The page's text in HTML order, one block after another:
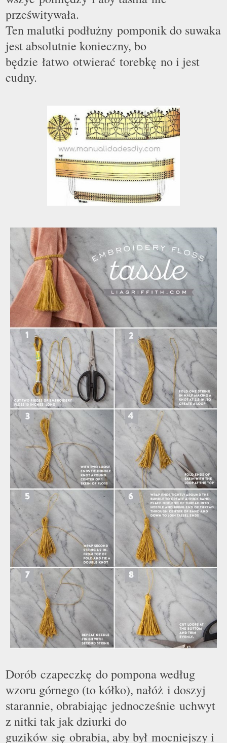
prześwitywała.
Ten malutki podłużny pomponik do suwaka
jest absolutnie konieczny, bo
będzie łatwo otwierać torebkę no i jest
cudny.
Dorób czapeczkę do pompona według
wzoru górnego (to kółko), nałóż i doszyj
starannie, obrabiając jednocześnie uchwyt
z nitki tak jak dziurki do
guzików się obrabia, aby był mocniejszy i